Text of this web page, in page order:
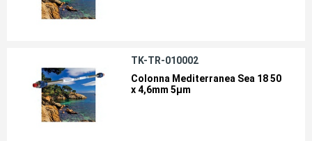
TK-TR-010002
Colonna Mediterranea Sea 18 50
x 4,6mm 5µm